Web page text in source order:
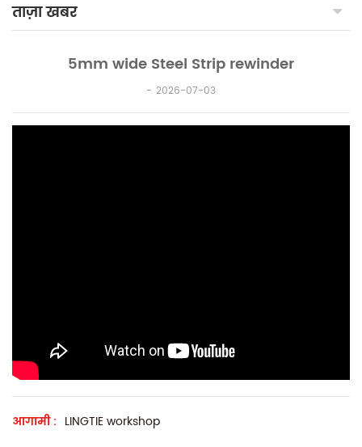
ताज़ा खबर
5mm wide Steel Strip rewinder
2026-07-03
आगामी : LINGTIE workshop